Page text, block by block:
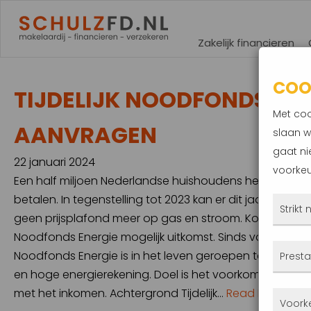
Zakelijk financieren
TIJDELIJK NOODFONDS
AANVRAGEN
22 januari 2024
Een half miljoen Nederlandse huishoudens heeft
betalen. In tegenstelling tot 2023 kan er dit jaar geen
geen prijsplafond meer op gas en stroom. Kom je echt
Noodfonds Energie mogelijk uitkomst. Sinds vandaag
Noodfonds Energie is in het leven geroepen ter
en hoge energierekening. Doel is het voorkomen van
met het inkomen. Achtergrond Tijdelijk… Read More
Met
slaan
gaat
Strikt